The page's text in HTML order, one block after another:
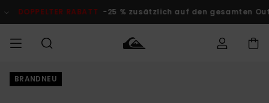
Produktinformation
DOPPELTER RABATT -25 % zusätzlich auf den gesamten
MÄNNER
BRANDNEU